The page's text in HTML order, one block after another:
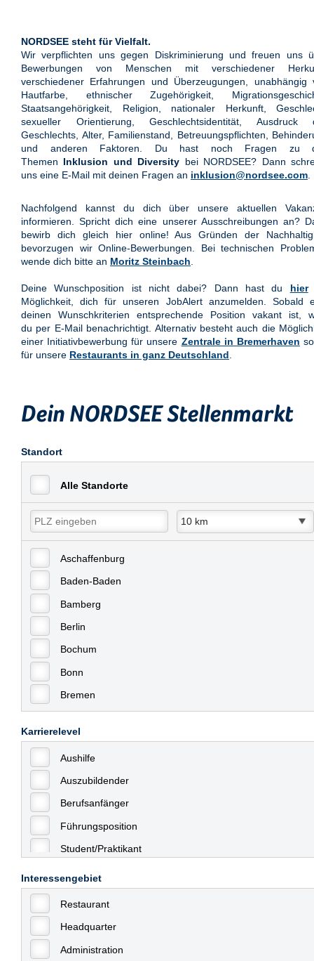
NORDSEE steht für Vielfalt.
Wir verpflichten uns gegen Diskriminierung und freuen uns
Bewerbungen von Menschen mit verschiedener
verschiedener Erfahrungen und Überzeugungen, unabhängig
Hautfarbe, ethnischer Zugehörigkeit,
Staatsangehörigkeit, Religion, nationaler Herkunft,
sexueller Orientierung, Geschlechtsidentität, Ausdruck
Geschlechts, Alter, Familienstand, Betreuungspflichten,
und anderen Faktoren. Du hast noch Fragen zu
Themen Inklusion und Diversity bei NORDSEE? Dann
uns eine E-Mail mit deinen Fragen an inklusion@nordsee.com
Nachfolgend kannst du dich über unsere aktuellen
informieren. Spricht dich eine unserer Ausschreibungen an?
bewirb dich gleich hier online! Aus Gründen der
bevorzugen wir Online-Bewerbungen. Bei technischen
wende dich bitte an Moritz Steinbach
Deine Wunschposition ist nicht dabei? Dann hast du hier
Möglichkeit, dich für unseren JobAlert anzumelden. Sobald
deinen Wunschkriterien entsprechende Position vakant ist,
du per E-Mail benachrichtigt. Alternativ besteht auch die
einer Initiativbewerbung für unsere Zentrale in Bremerhaven
für unsere Restaurants in ganz Deutschland
Dein NORDSEE Stellenmarkt
Standort
Alle Standorte
Aschaffenburg
Baden-Baden
Bamberg
Berlin
Bochum
Bonn
Bremen
Celle
Chemnitz
Dessau
Dresden
Düsseldorf
Erfurt
Essen
Frankfurt
Frankfurt am Main
Freiburg
Karrierelevel
Aushilfe
Auszubildender
Berufsanfänger
Führungsposition
Student/Praktikant
Interessengebiet
Restaurant
Headquarter
Administration